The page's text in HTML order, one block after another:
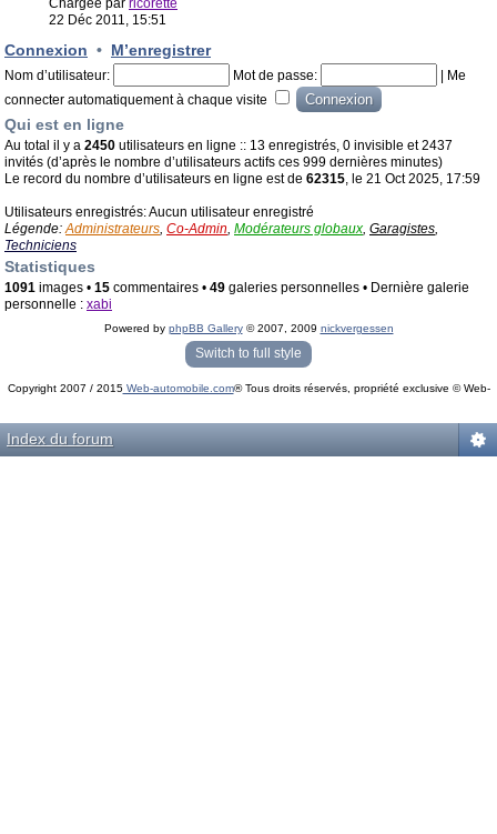
Chargée par ricorette
22 Déc 2011, 15:51
Connexion • M’enregistrer
Nom d’utilisateur: Mot de passe:
Me
connecter automatiquement à chaque visite
Qui est en ligne
Au total il y a 2450 utilisateurs en ligne :: 13 enregistrés, 0 invisible et 2437
invités (d’après le nombre d’utilisateurs actifs ces 999 dernières minutes)
Le record du nombre d’utilisateurs en ligne est de 62315, le 21 Oct 2025, 17:59
Utilisateurs enregistrés: Aucun utilisateur enregistré
Légende:Administrateurs, Co-Admin, Modérateurs globaux, Garagistes,
Techniciens
Statistiques
1091 images • 15 commentaires • 49 galeries personnelles • Dernière galerie
personnelle : xabi
Powered by phpBB Gallery© 2007, 2009 nickvergessen
« phpBB Gallery » - Traduction française par
darky
Switch to full style
Copyright 2007 / 2015Web-automobile.com® Tous droits réservés, propriété exclusive © Web-
Index du forum